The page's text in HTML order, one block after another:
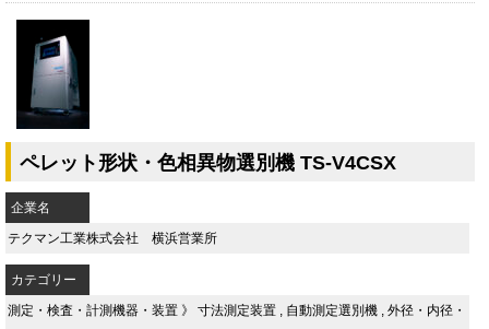
ペレット形状・色相異物選別機 TS-V4CSX
企業名
テクマン工業株式会社 横浜営業所
カテゴリー
測定・検査・計測機器・装置 》 寸法測定装置 , 自動測定選別機 , 外径・内径・